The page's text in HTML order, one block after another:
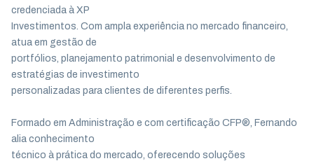
credenciada à XP
Investimentos. Com ampla experiência no mercado financeiro,
atua em gestão de
portfólios, planejamento patrimonial e desenvolvimento de
estratégias de investimento
personalizadas para clientes de diferentes perfis.
Formado em Administração e com certificação CFP®, Fernando
alia conhecimento
técnico à prática do mercado, oferecendo soluções